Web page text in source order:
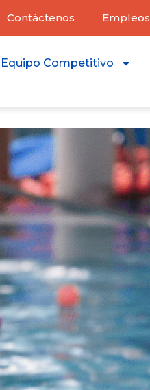
Contáctenos Empleos
Equipo Competitivo